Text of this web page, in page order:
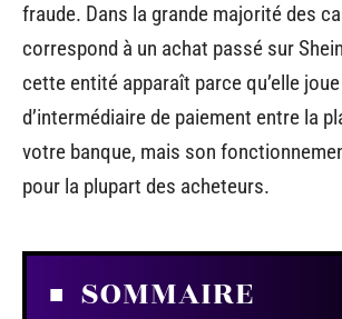
fraude. Dans la grande majorité des
correspond à un achat passé sur
cette entité apparaît parce qu’elle
d’intermédiaire de paiement entre la
votre banque, mais son
pour la plupart des acheteurs.
SOMMAIRE